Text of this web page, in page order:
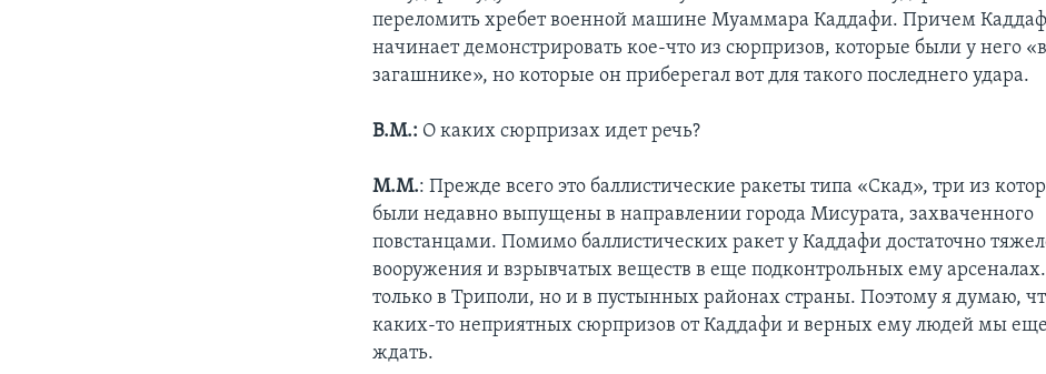
переломить хребет военной машине Муаммара Каддафи. Причем
начинает демонстрировать кое-что из сюрпризов, которые были у него «в
загашнике», но которые он приберегал вот для такого последнего удара.
В.М.: О каких сюрпризах идет речь?
М.М.: Прежде всего это баллистические ракеты типа «Скад», три из
были недавно выпущены в направлении города Мисурата, захваченного
повстанцами. Помимо баллистических ракет у Каддафи достаточно
вооружения и взрывчатых веществ в еще подконтрольных ему
только в Триполи, но и в пустынных районах страны. Поэтому я думаю,
каких-то неприятных сюрпризов от Каддафи и верных ему людей мы
ждать.